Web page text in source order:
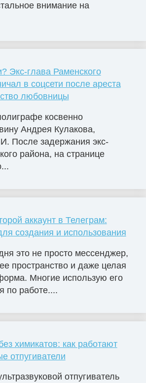
внимание на
Экс-глава Раменского
в соцсети после ареста
любовницы
косвенно
Андрея Кулакова,
После задержания экс-
района, на странице
аккаунт в Телеграм:
создания и использования
это не просто мессенджер,
пространство и даже целая
Многие использую его
по работе....
химикатов: как работают
отпугиватели
отпугиватель